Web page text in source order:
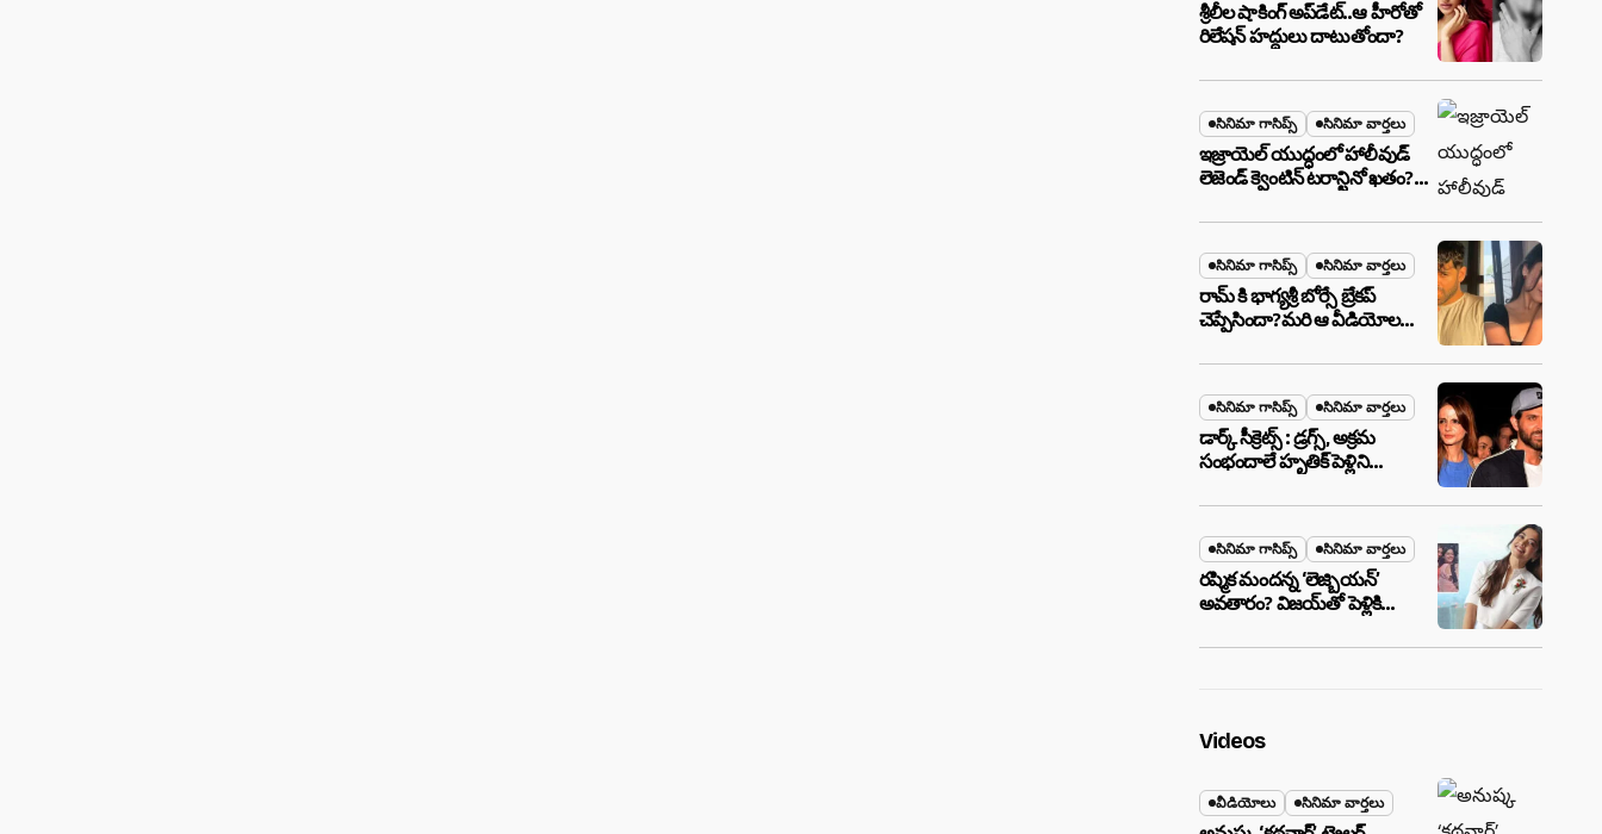
శ్రీలీల షాకింగ్ అప్‌డేట్..ఆ హీరోతో
రిలేషన్ హద్దులు దాటుతోందా?
సినిమా గాసిప్స్ సినిమా వార్తలు
ఇజ్రాయెల్ యుద్ధంలో హాలీవుడ్
లెజెండ్ క్వెంటిన్ టరాన్టినో ఖతం?
బూడిదయ్యారా? అసలు నిజం
ఇదీ!
సినిమా గాసిప్స్ సినిమా వార్తలు
రామ్ కి భాగ్యశ్రీ బోర్సే బ్రేకప్
చెప్పేసిందా?మరి ఆ వీడియోల
సినిమా గాసిప్స్ సినిమా వార్తలు
డార్క్ సీక్రెట్స్ : డ్రగ్స్, అక్రమ
సంభందాలే హృతిక్ పెళ్లిని
సినిమా గాసిప్స్ సినిమా వార్తలు
రష్మిక మందన్న ‘లెజ్బియన్’
అవతారం? విజయ్‌తో పెళ్లికి
,నిజమేనా?
Videos
వీడియోలు సినిమా వార్తలు